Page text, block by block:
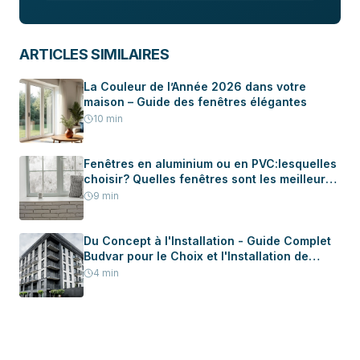
ARTICLES SIMILAIRES
La Couleur de l’Année 2026 dans votre
maison – Guide des fenêtres élégantes
10 min
Fenêtres en aluminium ou en PVC:lesquelles
choisir? Quelles fenêtres sont les meilleures
pour votre maison?
9 min
Du Concept à l'Installation - Guide Complet
Budvar pour le Choix et l'Installation de
Menuiserie dans Votre Nouvelle Maison
4 min